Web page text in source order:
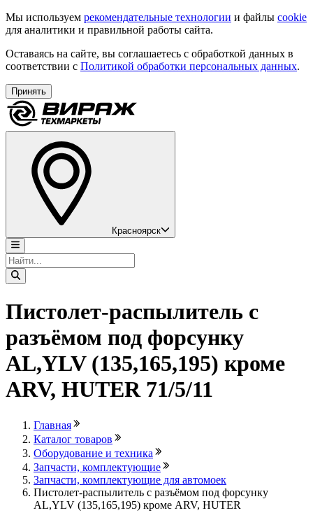
Мы используем рекомендательные технологии и файлы cookie
для аналитики и правильной работы сайта.
Оставаясь на сайте, вы соглашаетесь с обработкой данных в
соответствии с Политикой обработки персональных данных.
Принять
Красноярск
Пистолет-распылитель c
разъёмом под форсунку
AL,YLV (135,165,195) кроме
ARV, HUTER 71/5/11
Главная
Каталог товаров
Оборудование и техника
Запчасти, комплектующие
Запчасти, комплектующие для автомоек
Пистолет-распылитель c разъёмом под форсунку
AL,YLV (135,165,195) кроме ARV, HUTER